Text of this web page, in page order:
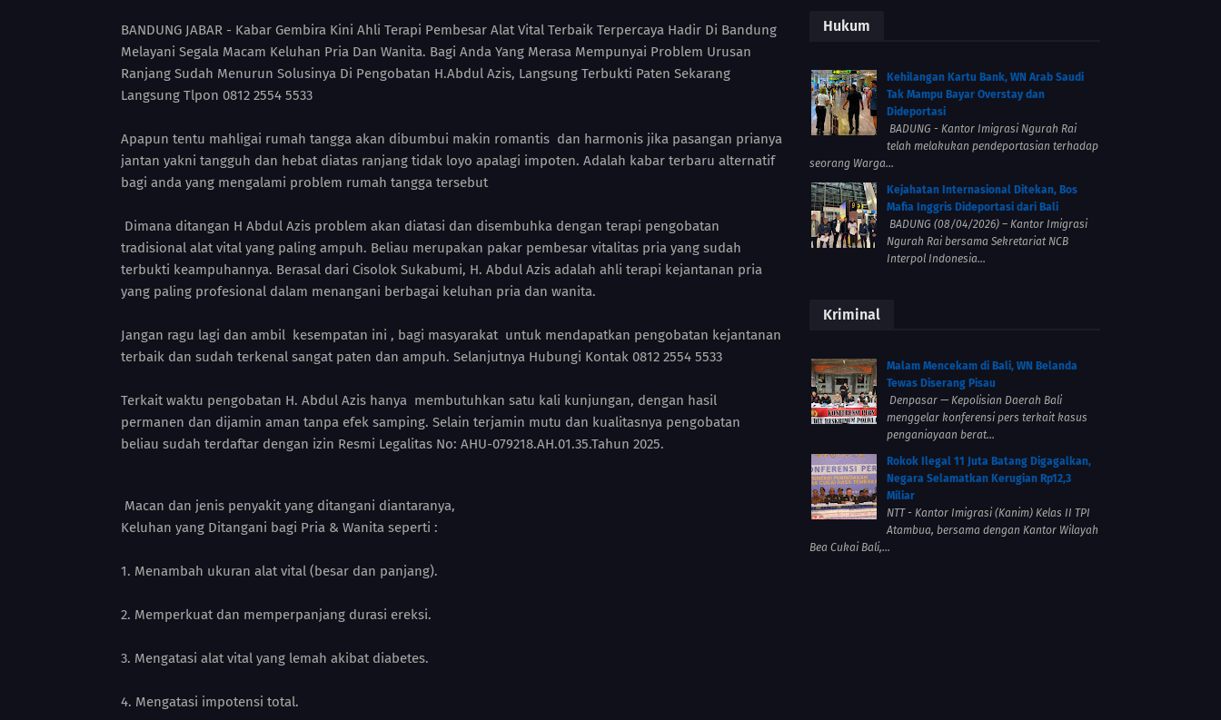
BANDUNG JABAR - Kabar Gembira Kini Ahli Terapi Pembesar Alat Vital Terbaik Terpercaya Hadir Di Bandung
Melayani Segala Macam Keluhan Pria Dan Wanita. Bagi Anda Yang Merasa Mempunyai Problem Urusan
Ranjang Sudah Menurun Solusinya Di Pengobatan H.Abdul Azis, Langsung Terbukti Paten Sekarang
Langsung Tlpon 0812 2554 5533
Apapun tentu mahligai rumah tangga akan dibumbui makin romantis dan harmonis jika pasangan prianya
jantan yakni tangguh dan hebat diatas ranjang tidak loyo apalagi impoten. Adalah kabar terbaru alternatif
bagi anda yang mengalami problem rumah tangga tersebut
Dimana ditangan H Abdul Azis problem akan diatasi dan disembuhka dengan terapi pengobatan
tradisional alat vital yang paling ampuh. Beliau merupakan pakar pembesar vitalitas pria yang sudah
terbukti keampuhannya. Berasal dari Cisolok Sukabumi, H. Abdul Azis adalah ahli terapi kejantanan pria
yang paling profesional dalam menangani berbagai keluhan pria dan wanita.
Jangan ragu lagi dan ambil kesempatan ini , bagi masyarakat untuk mendapatkan pengobatan kejantanan
terbaik dan sudah terkenal sangat paten dan ampuh. Selanjutnya Hubungi Kontak 0812 2554 5533
Terkait waktu pengobatan H. Abdul Azis hanya membutuhkan satu kali kunjungan, dengan hasil
permanen dan dijamin aman tanpa efek samping. Selain terjamin mutu dan kualitasnya pengobatan
beliau sudah terdaftar dengan izin Resmi Legalitas No: AHU-079218.AH.01.35.Tahun 2025.
Macan dan jenis penyakit yang ditangani diantaranya,
Keluhan yang Ditangani bagi Pria & Wanita seperti :
1. Menambah ukuran alat vital (besar dan panjang).
2. Memperkuat dan memperpanjang durasi ereksi.
3. Mengatasi alat vital yang lemah akibat diabetes.
4. Mengatasi impotensi total.
Hukum
Kehilangan Kartu Bank, WN Arab Saudi
Tak Mampu Bayar Overstay dan
Dideportasi
BADUNG - Kantor Imigrasi Ngurah Rai
telah melakukan pendeportasian terhadap
seorang Warga...
Kejahatan Internasional Ditekan, Bos
Mafia Inggris Dideportasi dari Bali
BADUNG (08/04/2026) – Kantor Imigrasi
Ngurah Rai bersama Sekretariat NCB
Interpol Indonesia...
Kriminal
Malam Mencekam di Bali, WN Belanda
Tewas Diserang Pisau
Denpasar — Kepolisian Daerah Bali
menggelar konferensi pers terkait kasus
penganiayaan berat...
Rokok Ilegal 11 Juta Batang Digagalkan,
Negara Selamatkan Kerugian Rp12,3
Miliar
NTT - Kantor Imigrasi (Kanim) Kelas II TPI
Atambua, bersama dengan Kantor Wilayah
Bea Cukai Bali,...